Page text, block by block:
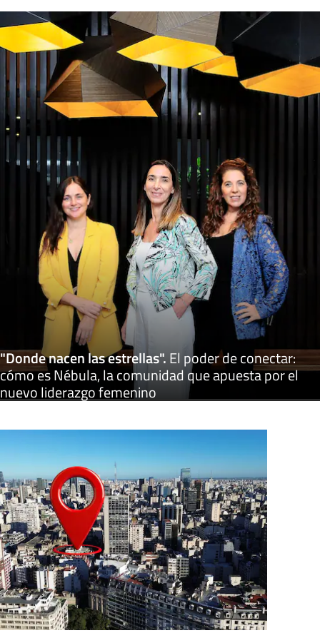
"Donde nacen las estrellas".El poder de conectar:
cómo es Nébula, la comunidad que apuesta por el
nuevo liderazgo femenino